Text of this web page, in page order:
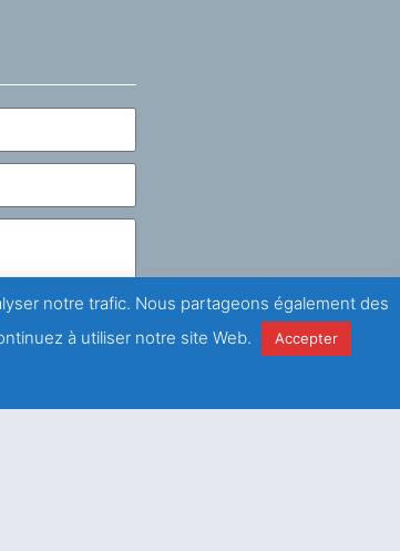
notre trafic. Nous partageons également des
à utiliser notre site Web.
Accepter